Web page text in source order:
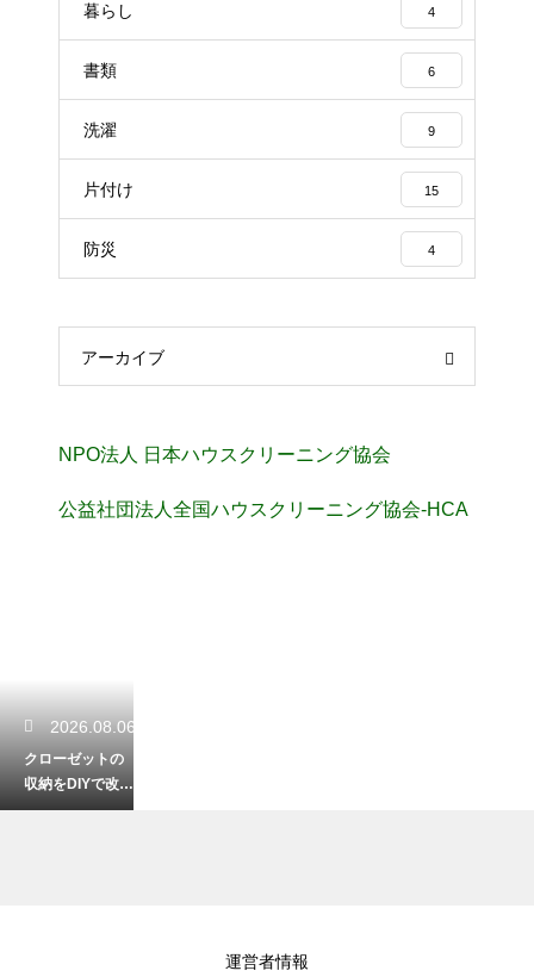
暮らし 4
書類 6
洗濯 9
片付け 15
防災 4
アーカイブ
NPO法人 日本ハウスクリーニング協会
公益社団法人全国ハウスクリーニング協会-HCA
2026.08.06
クローゼットの
収納をDIYで改
造！初心者でも
運営者情報